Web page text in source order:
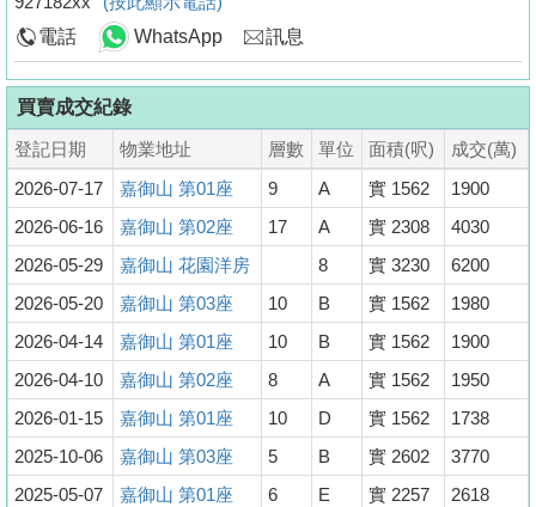
電話
WhatsApp 訊息
買賣成交紀錄
登記日期 物業地址 層數 單位 面積(呎)
成交(萬)
2026-07-17
嘉御山 第01座 9 A 實 1562
1900
2026-06-16
嘉御山 第02座 17 A 實 2308
4030
2026-05-29
嘉御山 花園洋房 8 實 3230
6200
2026-05-20
嘉御山 第03座 10 B 實 1562
1980
2026-04-14
嘉御山 第01座 10 B 實 1562
1900
2026-04-10
嘉御山 第02座 8 A 實 1562
1950
2026-01-15
嘉御山 第01座 10 D 實 1562
1738
2025-10-06
嘉御山 第03座 5 B 實 2602
3770
2025-05-07
嘉御山 第01座 6 E 實 2257
2618